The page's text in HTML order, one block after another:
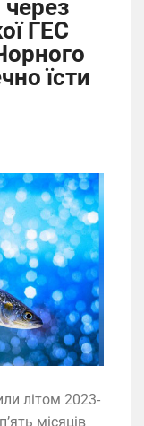
через
ГЕС
їсти
літом 2023-
місяців